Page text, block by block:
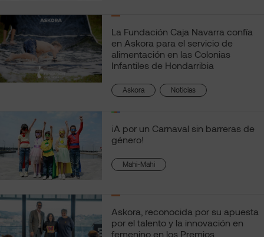
La Fundación Caja Navarra confía
en Askora para el servicio de
alimentación en las Colonias
Infantiles de Hondarribia
Askora , Noticias
¡A por un Carnaval sin barreras de
género!
Mahi-Mahi
Askora, reconocida por su apuesta
por el talento y la innovación en
femenino en los Premios